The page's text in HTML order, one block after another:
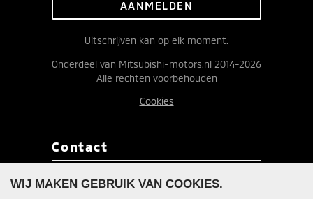
Uitschrijven kan op elk moment.
Onderdeel van Mitsubishi-motors.nl 2014-2026
Alle rechten voorbehouden
Cookies
Contact
Redactie ClearTechnology
WIJ MAKEN GEBRUIK VAN COOKIES.